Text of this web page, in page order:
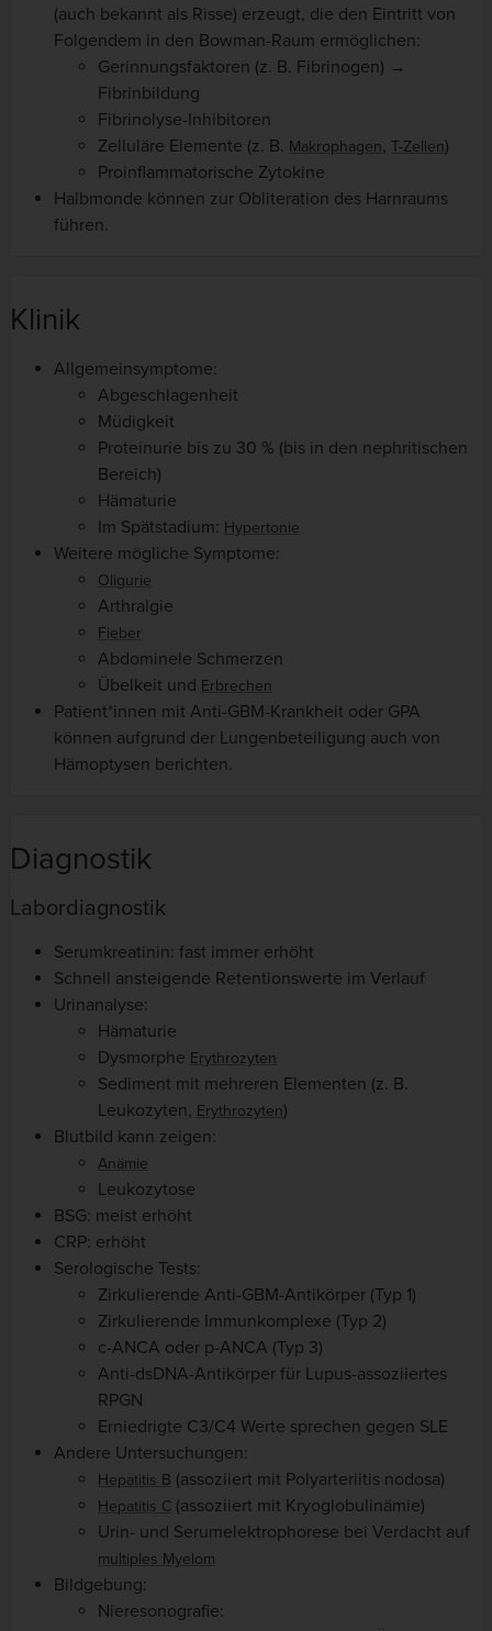
(auch bekannt als Risse) erzeugt, die den Eintritt von
Folgendem in den Bowman-Raum ermöglichen:
Gerinnungsfaktoren (z. B. Fibrinogen) →
Fibrinbildung
Fibrinolyse-Inhibitoren
Zelluläre Elemente (z. B. Makrophagen, T-Zellen)
Proinflammatorische Zytokine
Halbmonde können zur Obliteration des Harnraums
führen.
Klinik
Allgemeinsymptome:
Abgeschlagenheit
Müdigkeit
Proteinurie bis zu 30 % (bis in den nephritischen
Bereich)
Hämaturie
Im Spätstadium: Hypertonie
Weitere mögliche Symptome:
Oligurie
Arthralgie
Fieber
Abdominele Schmerzen
Übelkeit und Erbrechen
Patient*innen mit Anti-GBM-Krankheit oder GPA
können aufgrund der Lungenbeteiligung auch von
Hämoptysen berichten.
Diagnostik
Labordiagnostik
Serumkreatinin: fast immer erhöht
Schnell ansteigende Retentionswerte im Verlauf
Urinanalyse:
Hämaturie
Dysmorphe Erythrozyten
Sediment mit mehreren Elementen (z. B.
Leukozyten, Erythrozyten)
Blutbild kann zeigen:
Anämie
Leukozytose
BSG: meist erhöht
CRP: erhöht
Serologische Tests:
Zirkulierende Anti-GBM-Antikörper (Typ 1)
Zirkulierende Immunkomplexe (Typ 2)
c-ANCA oder p-ANCA (Typ 3)
Anti-dsDNA-Antikörper für Lupus-assoziiertes
RPGN
Erniedrigte C3/C4 Werte sprechen gegen SLE
Andere Untersuchungen:
Hepatitis B (assoziiert mit Polyarteriitis nodosa)
Hepatitis C (assoziiert mit Kryoglobulinämie)
Urin- und Serumelektrophorese bei Verdacht auf
multiples Myelom
Bildgebung:
Nieresonografie: